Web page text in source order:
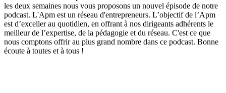
les deux semaines nous vous proposons un nouvel épisode de notre
podcast. L'Apm est un réseau d'entrepreneurs. L’objectif de l’Apm
est d’exceller au quotidien, en offrant à nos dirigeants adhérents le
meilleur de l’expertise, de la pédagogie et du réseau. C'est ce que
nous comptons offrir au plus grand nombre dans ce podcast. Bonne
écoute à toutes et à tous !